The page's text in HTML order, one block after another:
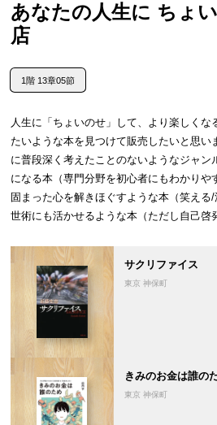
あなたの人生に ちょ
店
1階 13章05節
人生に「ちょいのせ」して、より楽しくな
たいような本を見つけて販売したいと思い
に普段深く考えたことのないようなジャン
になる本（専門分野を初心者にもわかりや
固まった心を解きほぐすような本（笑え
世術にも活かせるような本（ただし自己啓
サクリファイス
東京 神保町
きみのお金は誰の
東京 神保町